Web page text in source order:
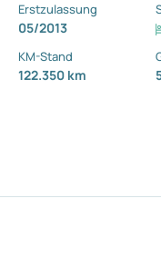
Erstzulassung
05/2013
KM-Stand
122.350 km